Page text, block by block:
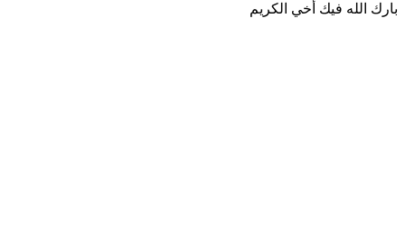
بارك الله فيك أخي الكريم